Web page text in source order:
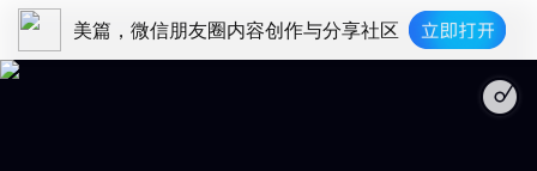
美篇，微信朋友圈内容创作与分享社区